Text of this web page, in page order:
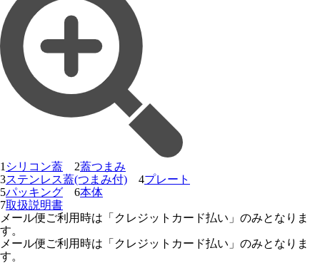
1 シリコン蓋 2蓋つまみ
3ステンレス蓋(つまみ付) 4プレート
5パッキング 6本体
7取扱説明書
メール便ご利用時は「クレジットカード払い」のみとなりま
す。
メール便ご利用時は「クレジットカード払い」のみとなりま
す。